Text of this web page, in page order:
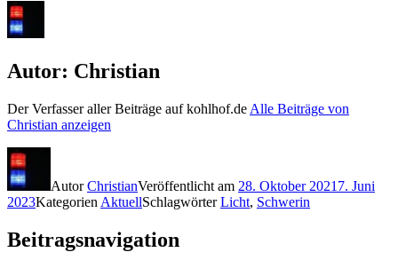
Autor: Christian
Der Verfasser aller Beiträge auf kohlhof.de Alle Beiträge von
Christian anzeigen
AutorChristianVeröffentlicht am 28. Oktober 2021 7. Juni
2023Kategorien AktuellSchlagwörterLicht, Schwerin
Beitragsnavigation